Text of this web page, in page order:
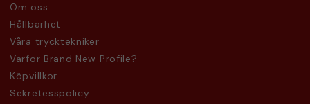
Om oss
Hållbarhet
Våra trycktekniker
Varför Brand New Profile?
Köpvillkor
Sekretesspolicy